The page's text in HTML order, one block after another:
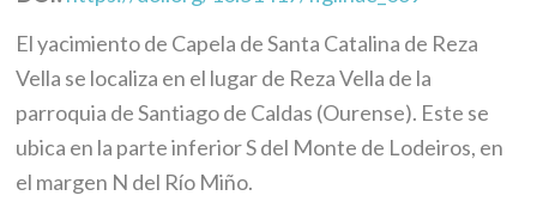
El yacimiento de Capela de Santa Catalina de Reza
Vella se localiza en el lugar de Reza Vella de la
parroquia de Santiago de Caldas (Ourense). Este se
ubica en la parte inferior S del Monte de Lodeiros, en
el margen N del Río Miño.